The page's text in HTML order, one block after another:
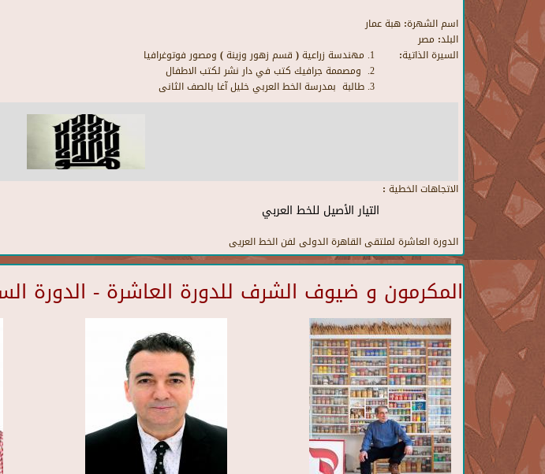
اسم الشهرة: هبة عمار
البلد: مصر
السيرة الذاتية:
مهندسة زراعية ( قسم زهور وزينة ) ومصور فوتوغرافيا
ومصممة جرافيك كتب في دار نشر لكتب الاطفال
طالبة بمدرسة الخط العربي خليل آغا بالصف الثانى
الاتجاهات الخطية :
التيار الأصيل للخط العربي
الدورة العاشرة لملتقى القاهرة الدولى لفن الخط العريى
المكرمون و ضيوف الشرف للدورة العاشرة - الدورة